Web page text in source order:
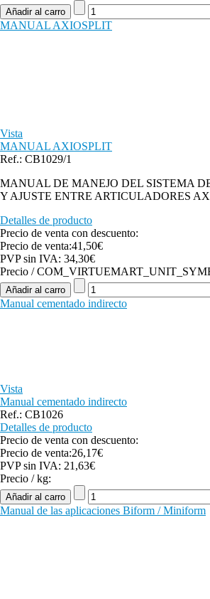
MANUAL AXIOSPLIT
Vista
MANUAL AXIOSPLIT
Ref.: CB1029/1
MANUAL DE MANEJO DEL SISTEMA
Y AJUSTE ENTRE ARTICULADORES
Detalles de producto
Precio de venta con descuento:
Precio de venta:41,50€
PVP sin IVA: 34,30€
Precio /
Manual cementado indirecto
Vista
Manual cementado indirecto
Ref.: CB1026
Detalles de producto
Precio de venta con descuento:
Precio de venta:26,17€
PVP sin IVA: 21,63€
Precio / kg:
Manual de las aplicaciones Biform / Miniform